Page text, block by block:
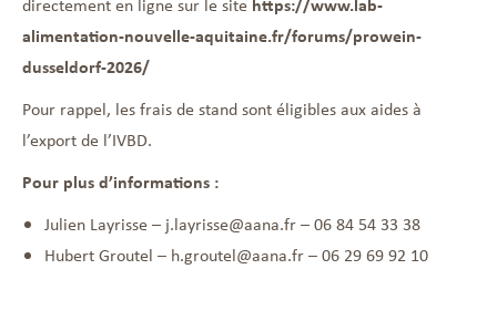
alimentation-nouvelle-aquitaine.fr/forums/prowein-
dusseldorf-2026/
Pour rappel, les frais de stand sont éligibles aux aides à
l’export de l’IVBD.
Pour plus d’informations :
Julien Layrisse – j.layrisse@aana.fr– 06 84 54 33 38
Hubert Groutel – h.groutel@aana.fr– 06 29 69 92 10